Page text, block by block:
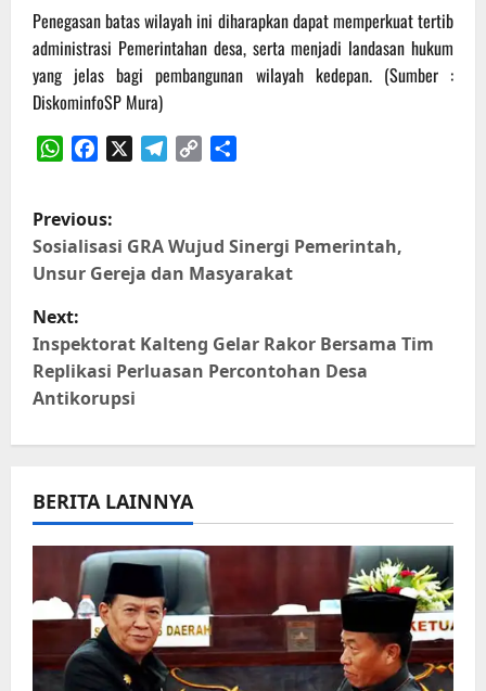
Penegasan batas wilayah ini diharapkan dapat memperkuat tertib
administrasi Pemerintahan desa, serta menjadi landasan hukum
yang jelas bagi pembangunan wilayah kedepan. (Sumber :
DiskominfoSP Mura)
P
o
s
t
n
a
v
i
a
t
Previous:
Sosialisasi GRA Wujud Sinergi Pemerintah,
Unsur Gereja dan Masyarakat
Next:
Inspektorat Kalteng Gelar Rakor Bersama Tim
Replikasi Perluasan Percontohan Desa
Antikorupsi
BERITA LAINNYA